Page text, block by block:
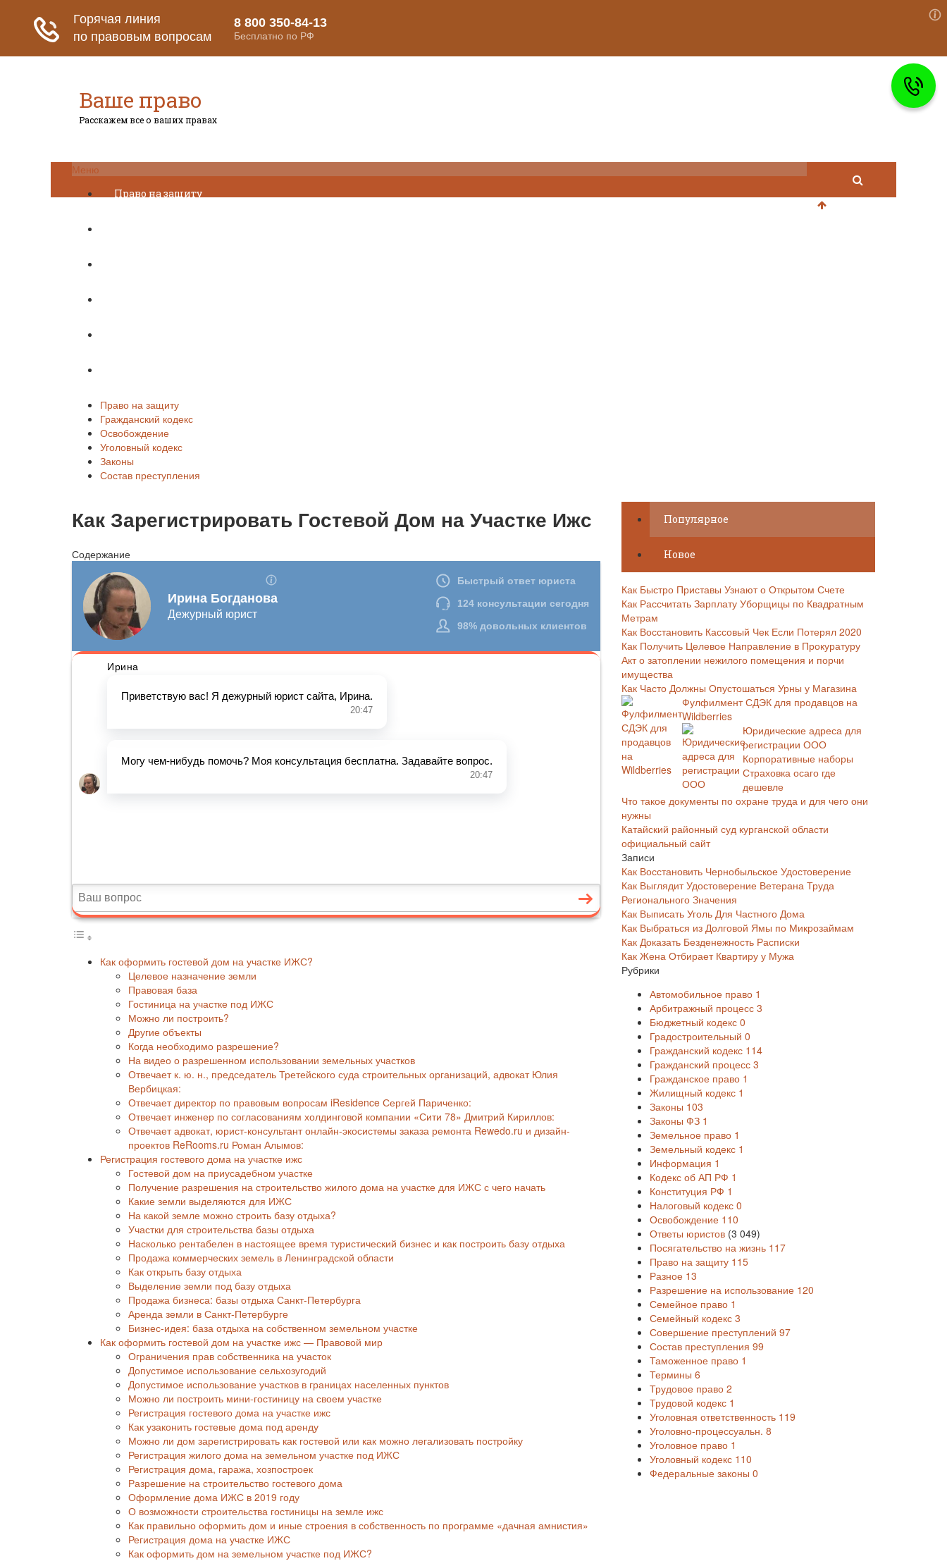
Ваше право
Расскажем все о ваших правах
Меню
Право на защиту
Право на защиту
Гражданский кодекс
Освобождение
Уголовный кодекс
Законы
Состав преступления
Как Зарегистрировать Гостевой Дом на Участке Ижс
Содержание
Как оформить гостевой дом на участке ИЖС?
Целевое назначение земли
Правовая база
Гостиница на участке под ИЖС
Можно ли построить?
Другие объекты
Когда необходимо разрешение?
На видео о разрешенном использовании земельных участков
Отвечает к. ю. н., председатель Третейского суда строительных организаций, адвокат Юлия
Вербицкая:
Отвечает директор по правовым вопросам iResidence Сергей Париченко:
Отвечает инженер по согласованиям холдинговой компании «Сити 78» Дмитрий Кириллов:
Отвечает адвокат, юрист-консультант онлайн-экосистемы заказа ремонта Rewedo.ru и дизайн-
проектов ReRooms.ru Роман Алымов:
Регистрация гостевого дома на участке ижс
Гостевой дом на приусадебном участке
Получение разрешения на строительство жилого дома на участке для ИЖС с чего начать
Какие земли выделяются для ИЖС
На какой земле можно строить базу отдыха?
Участки для строительства базы отдыха
Насколько рентабелен в настоящее время туристический бизнес и как построить базу отдыха
Продажа коммерческих земель в Ленинградской области
Как открыть базу отдыха
Выделение земли под базу отдыха
Продажа бизнеса: базы отдыха Санкт-Петербурга
Аренда земли в Санкт-Петербурге
Бизнес-идея: база отдыха на собственном земельном участке
Как оформить гостевой дом на участке ижс — Правовой мир
Ограничения прав собственника на участок
Допустимое использование сельхозугодий
Допустимое использование участков в границах населенных пунктов
Можно ли построить мини-гостиницу на своем участке
Регистрация гостевого дома на участке ижс
Как узаконить гостевые дома под аренду
Можно ли дом зарегистрировать как гостевой или как можно легализовать постройку
Регистрация жилого дома на земельном участке под ИЖС
Регистрация дома, гаража, хозпостроек
Разрешение на строительство гостевого дома
Оформление дома ИЖС в 2019 году
О возможности строительства гостиницы на земле ижс
Как правильно оформить дом и иные строения в собственность по программе «дачная амнистия»
Регистрация дома на участке ИЖС
Как оформить дом на земельном участке под ИЖС?
Популярное
Новое
Как Быстро Приставы Узнают о Открытом Счете
Как Рассчитать Зарплату Уборщицы по Квадратным
Метрам
Как Восстановить Кассовый Чек Если Потерял 2020
Как Получить Целевое Направление в Прокуратуру
Акт о затоплении нежилого помещения и порчи
имущества
Как Часто Должны Опустошаться Урны у Магазина
Фулфилмент СДЭК для продавцов на
Wildberries
Юридические адреса для
регистрации ООО
Корпоративные наборы
Страховка осаго где
дешевле
Что такое документы по охране труда и для чего они
нужны
Катайский районный суд курганской области
официальный сайт
Записи
Как Восстановить Чернобыльское Удостоверение
Как Выглядит Удостоверение Ветерана Труда
Регионального Значения
Как Выписать Уголь Для Частного Дома
Как Выбраться из Долговой Ямы по Микрозаймам
Как Доказать Безденежность Расписки
Как Жена Отбирает Квартиру у Мужа
Рубрики
Автомобильное право 1
Арбитражный процесс 3
Бюджетный кодекс 0
Градостроительный 0
Гражданский кодекс 114
Гражданский процесс 3
Гражданское право 1
Жилищный кодекс 1
Законы 103
Законы ФЗ 1
Земельное право 1
Земельный кодекс 1
Информация 1
Кодекс об АП РФ 1
Конституция РФ 1
Налоговый кодекс 0
Освобождение 110
Ответы юристов (3 049)
Посягательство на жизнь 117
Право на защиту 115
Разное 13
Разрешение на использование 120
Семейное право 1
Семейный кодекс 3
Совершение преступлений 97
Состав преступления 99
Таможенное право 1
Термины 6
Трудовое право 2
Трудовой кодекс 1
Уголовная ответственность 119
Уголовно-процессуальн. 8
Уголовное право 1
Уголовный кодекс 110
Федеральные законы 0